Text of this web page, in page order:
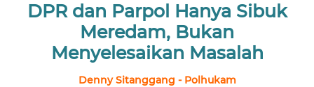
DPR dan Parpol Hanya Sibuk
Meredam, Bukan
Menyelesaikan Masalah
Denny Sitanggang - Polhukam
NASIONAL
DAERAH